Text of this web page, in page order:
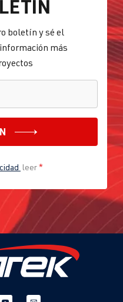
boletín y sé el
más
leer*